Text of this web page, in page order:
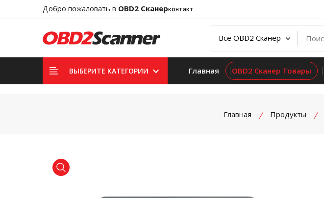
Добро пожаловать в OBD2 Сканерконтакт
ВЫБЕРИТЕ КАТЕГОРИИ Главная OBD2 Сканер Товары
Главная Продукты
product view